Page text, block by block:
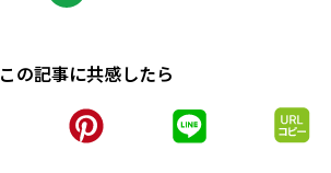
この記事に共感したら